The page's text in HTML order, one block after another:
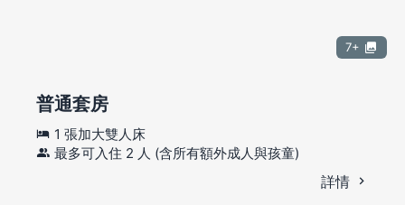
7+
普通套房
1 張加大雙人床
最多可入住 2 人 (含所有額外成人與孩童)
詳情